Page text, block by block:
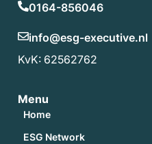
0164-856046
info@esg-executive.nl
KvK: 62562762
Menu
Home
ESG Network